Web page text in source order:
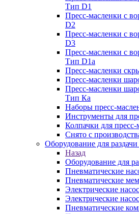
Тип D1
Пресс-масленки с
D2
Пресс-масленки с
D3
Пресс-масленки с
Тип D1a
Пресс-масленки
Пресс-масленки
Пресс-масленки
Тип Кa
Наборы пресс-
Инструменты для
Колпачки для пресс-
Снято с
Оборудование для
Назад
Оборудование для
Пневматические
Пневматические
Электрические
Электрические
Пневматические